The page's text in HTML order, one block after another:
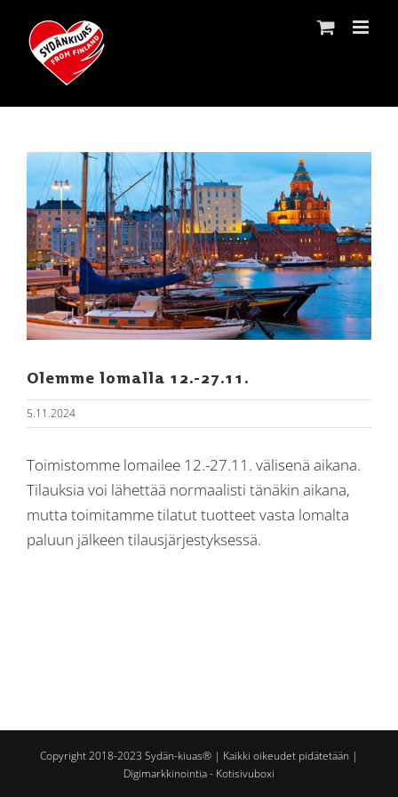
content
Katso
kuvaa
isompana
Olemme lomalla 12.-27.11.
5.11.2024
Toimistomme lomailee 12.-27.11. välisenä aikana.
Tilauksia voi lähettää normaalisti tänäkin aikana,
mutta toimitamme tilatut tuotteet vasta lomalta
paluun jälkeen tilausjärjestyksessä.
Copyright 2018-2023 Sydän-kiuas® | Kaikki oikeudet pidätetään |
Digimarkkinointia - Kotisivuboxi